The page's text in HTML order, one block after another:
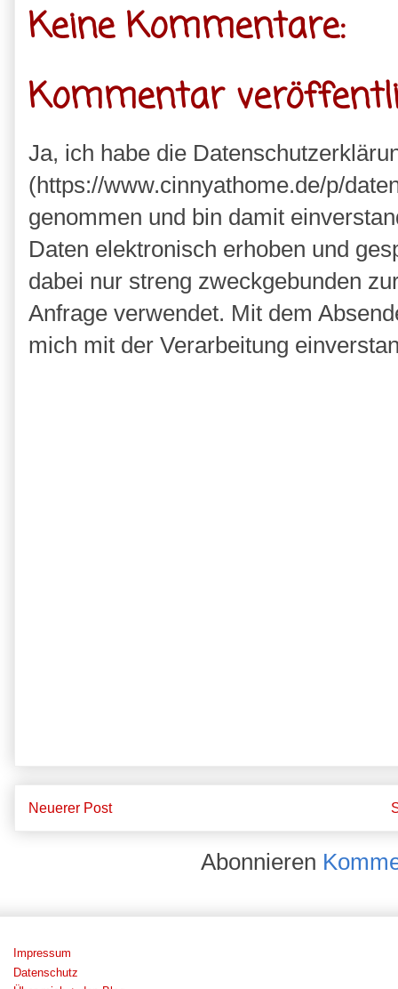
Keine Kommentare:
Kommentar
Ja, ich habe die
(https://www.cinnyathome.de/p/
genommen und bin damit
Daten elektronisch erhoben und
dabei nur streng zweckgebunden
Anfrage verwendet. Mit dem
mich mit der Verarbeitung
Neuerer Post
Abonnieren
Impressum
Datenschutz